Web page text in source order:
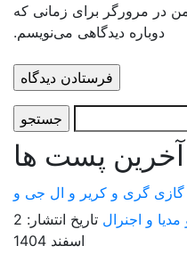
مرورگر برای زمانی که
دوباره دیدگاهی می‌نویسم.
پست ها
گری و کریر و ال جی و
و اجنرال
تاریخ انتشار: 2
اسفند 1404